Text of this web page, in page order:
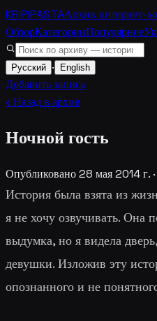
KRIPIPASTAАрхив интернет-
ОбзорКатегорииПопулярное
Русский · English
Добавить запись
‹ Назад в архив
Ночной гость
Опубликовано28 мая 2014 г. ·
История была взята из
я не хочу озвучивать. Она
выдумка, но я видела
девушки. Изложив эту
опознанного и не